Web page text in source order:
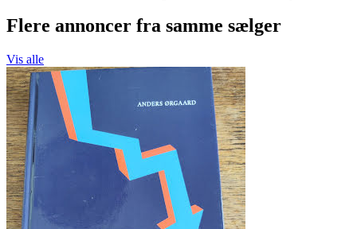
Flere annoncer fra samme sælger
Vis alle